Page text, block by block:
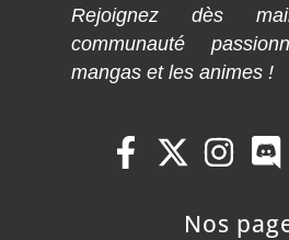
Rejoignez dès
communauté
mangas et les animes !
Nos